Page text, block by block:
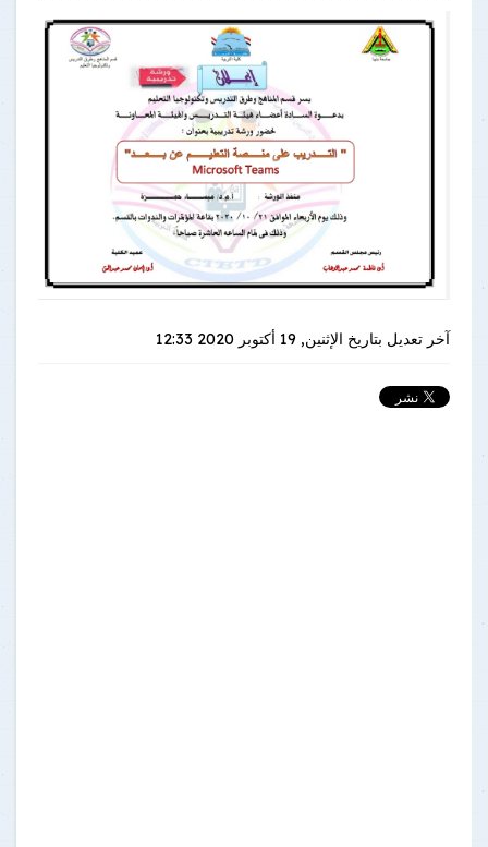
آخر تعديل بتاريخ الإثنين, 19 أكتوبر 2020 12:33